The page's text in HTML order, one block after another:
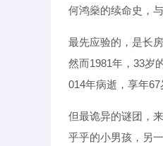
何鸿燊的续命史，
最先应验的，是长
然而1981年，33岁
014年病逝，享年67
但最诡异的谜团，
乎乎的小男孩，另